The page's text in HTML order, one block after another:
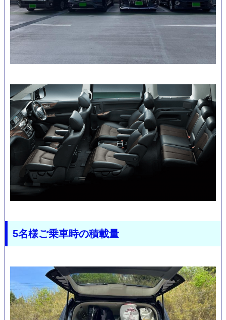
オ
5名様ご乗車時の積載量